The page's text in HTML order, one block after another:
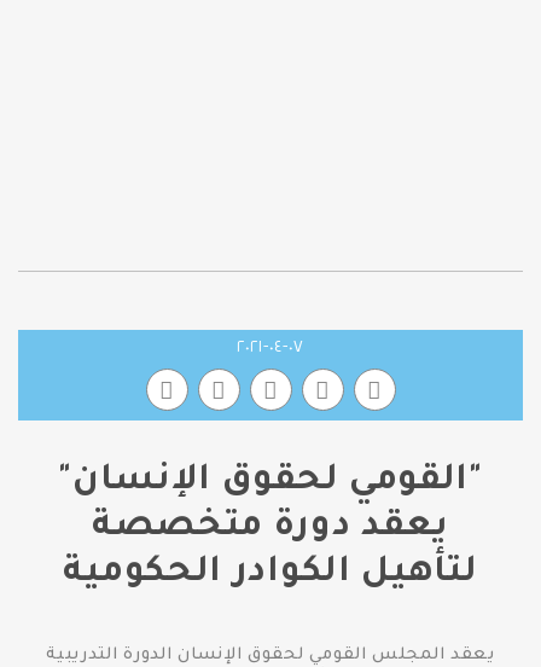
٠٧-٠٤-٢٠٢١
"القومي لحقوق الإنسان"
يعقد دورة متخصصة
لتأهيل الكوادر الحكومية
يعقد المجلس القومي لحقوق الإنسان الدورة التدريبية